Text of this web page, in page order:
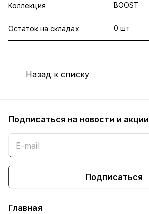
Коллекция BOOST
Остаток на складах 0 шт
Назад к списку
Подписаться на новости и акции
Подписаться
Главная